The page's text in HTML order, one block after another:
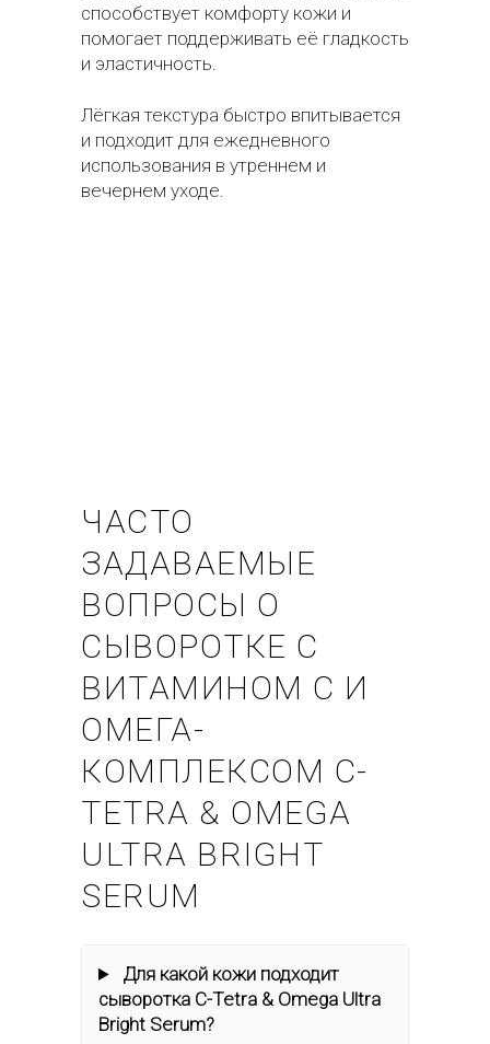
способствует комфорту кожи и
помогает поддерживать её гладкость
и эластичность.
Лёгкая текстура быстро впитывается
и подходит для ежедневного
использования в утреннем и
вечернем уходе.
ЧАСТО
ЗАДАВАЕМЫЕ
ВОПРОСЫ О
СЫВОРОТКЕ С
ВИТАМИНОМ C И
ОМЕГА-
КОМПЛЕКСОМ C-
TETRA & OMEGA
ULTRA BRIGHT
SERUM
Для какой кожи подходит
сыворотка C-Tetra & Omega Ultra
Bright Serum?